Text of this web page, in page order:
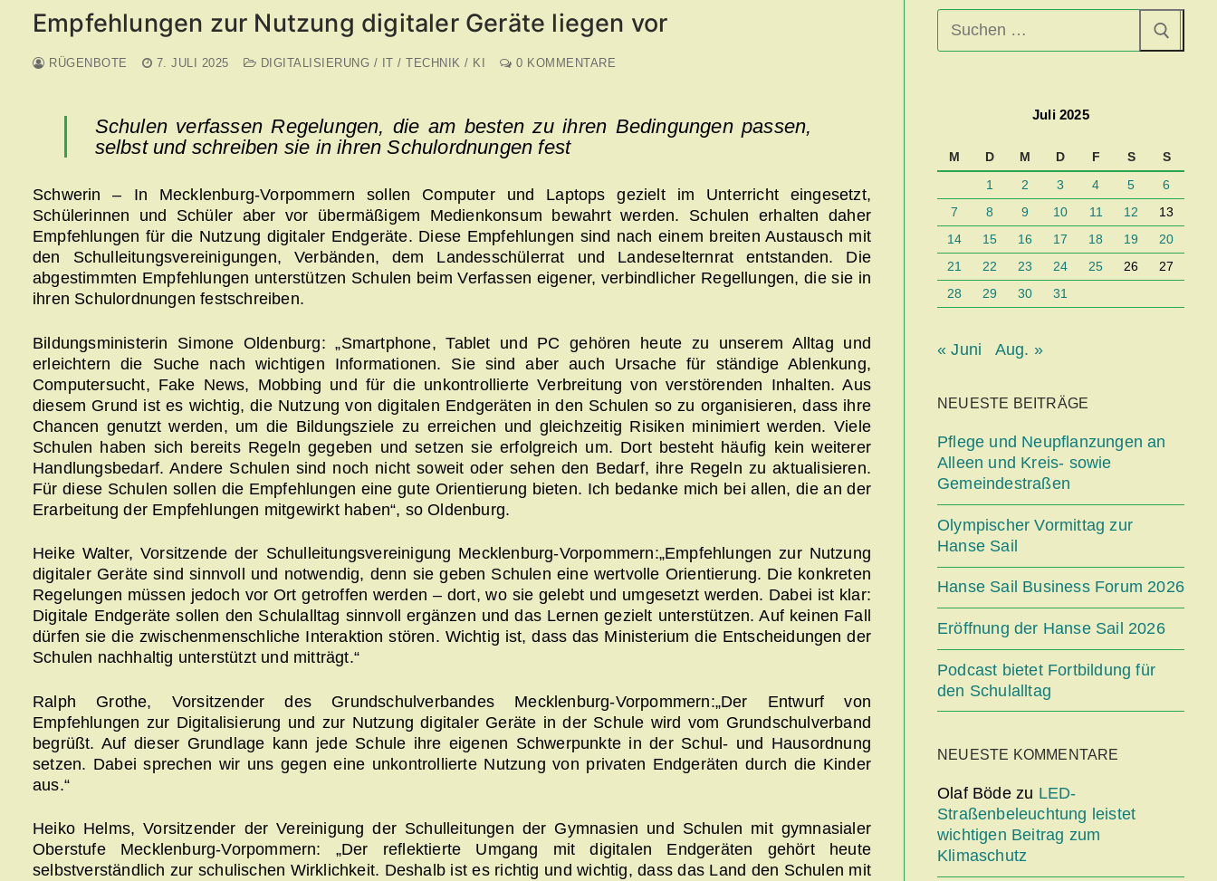
Empfehlungen zur Nutzung digitaler Geräte liegen vor
RÜGENBOTE 7. JULI 2025 DIGITALISIERUNG / IT / TECHNIK / KI 0 KOMMENTARE
Schulen verfassen Regelungen, die am besten zu ihren Bedingungen passen,
selbst und schreiben sie in ihren Schulordnungen fest
Schwerin – In Mecklenburg-Vorpommern sollen Computer und Laptops gezielt im Unterricht eingesetzt,
Schülerinnen und Schüler aber vor übermäßigem Medienkonsum bewahrt werden. Schulen erhalten daher
Empfehlungen für die Nutzung digitaler Endgeräte. Diese Empfehlungen sind nach einem breiten Austausch mit
den Schulleitungsvereinigungen, Verbänden, dem Landesschülerrat und Landeselternrat entstanden. Die
abgestimmten Empfehlungen unterstützen Schulen beim Verfassen eigener, verbindlicher Regellungen, die sie in
ihren Schulordnungen festschreiben.
Bildungsministerin Simone Oldenburg: „Smartphone, Tablet und PC gehören heute zu unserem Alltag und
erleichtern die Suche nach wichtigen Informationen. Sie sind aber auch Ursache für ständige Ablenkung,
Computersucht, Fake News, Mobbing und für die unkontrollierte Verbreitung von verstörenden Inhalten. Aus
diesem Grund ist es wichtig, die Nutzung von digitalen Endgeräten in den Schulen so zu organisieren, dass ihre
Chancen genutzt werden, um die Bildungsziele zu erreichen und gleichzeitig Risiken minimiert werden. Viele
Schulen haben sich bereits Regeln gegeben und setzen sie erfolgreich um. Dort besteht häufig kein weiterer
Handlungsbedarf. Andere Schulen sind noch nicht soweit oder sehen den Bedarf, ihre Regeln zu aktualisieren.
Für diese Schulen sollen die Empfehlungen eine gute Orientierung bieten. Ich bedanke mich bei allen, die an der
Erarbeitung der Empfehlungen mitgewirkt haben“, so Oldenburg.
Heike Walter, Vorsitzende der Schulleitungsvereinigung Mecklenburg-Vorpommern:„Empfehlungen zur Nutzung
digitaler Geräte sind sinnvoll und notwendig, denn sie geben Schulen eine wertvolle Orientierung. Die konkreten
Regelungen müssen jedoch vor Ort getroffen werden – dort, wo sie gelebt und umgesetzt werden. Dabei ist klar:
Digitale Endgeräte sollen den Schulalltag sinnvoll ergänzen und das Lernen gezielt unterstützen. Auf keinen Fall
dürfen sie die zwischenmenschliche Interaktion stören. Wichtig ist, dass das Ministerium die Entscheidungen der
Schulen nachhaltig unterstützt und mitträgt.“
Ralph Grothe, Vorsitzender des Grundschulverbandes Mecklenburg-Vorpommern:„Der Entwurf von
Empfehlungen zur Digitalisierung und zur Nutzung digitaler Geräte in der Schule wird vom Grundschulverband
begrüßt. Auf dieser Grundlage kann jede Schule ihre eigenen Schwerpunkte in der Schul- und Hausordnung
setzen. Dabei sprechen wir uns gegen eine unkontrollierte Nutzung von privaten Endgeräten durch die Kinder
aus.“
Heiko Helms, Vorsitzender der Vereinigung der Schulleitungen der Gymnasien und Schulen mit gymnasialer
Oberstufe Mecklenburg-Vorpommern: „Der reflektierte Umgang mit digitalen Endgeräten gehört heute
selbstverständlich zur schulischen Wirklichkeit. Deshalb ist es richtig und wichtig, dass das Land den Schulen mit
nach:
Juli 2025
M D M D F S S
1 2 3 4 5
6
7
8 9 10 11 12
13
14
15 16 17 18 19
20
21
22 23 24 25 26
27
28
29 30 31
« Juni Aug. »
NEUESTE BEITRÄGE
Pflege und Neupflanzungen an
Alleen und Kreis- sowie
Gemeindestraßen
Olympischer Vormittag zur
Hanse Sail
Hanse Sail Business Forum 2026
Eröffnung der Hanse Sail 2026
Podcast bietet Fortbildung für
den Schulalltag
NEUESTE KOMMENTARE
Olaf Bödezu LED-
Straßenbeleuchtung leistet
wichtigen Beitrag zum
Klimaschutz